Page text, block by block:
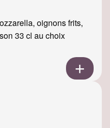
oignons frits,
33 cl au choix